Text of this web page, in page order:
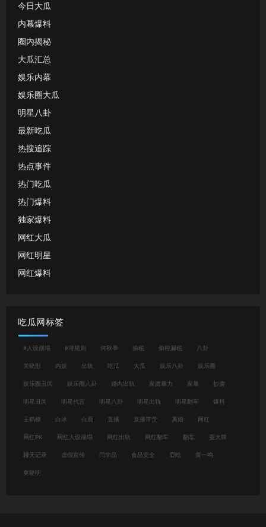
今日大瓜
内幕爆料
圈内揭秘
大瓜汇总
娱乐内幕
娱乐圈大瓜
明星八卦
最新吃瓜
热搜追踪
热点事件
热门吃瓜
热门爆料
独家爆料
网红大瓜
网红明星
网红爆料
吃瓜网标签
#人设崩塌 #潜规则 何秋亊 偷税 偷税漏税 八卦
关晓彤 内娱 出轨 吃瓜 大瓜 娱乐八卦 娱乐圈
娱乐圈丑闻 娱乐圈八卦 婚内出轨 家庭暴力 家暴 抄袭
明星丑闻 明星代言 明星八卦 明星出轨 明星翻车 爆料
王鹤棣 白冰 白鹿 直播 直播带货 离婚 网红
网红PK 网红人设崩塌 网红出轨 网红翻车 翻车 耍大牌
聊天记录 虚假宣传 闫学晶 食品安全 鹿晗 黄一鸣
黄晓明